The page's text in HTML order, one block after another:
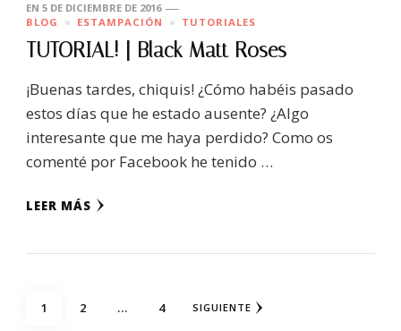
EN 5 DE DICIEMBRE DE 2016
BLOG
ESTAMPACIÓN TUTORIALES
TUTORIAL! | Black Matt Roses
¡Buenas tardes, chiquis! ¿Cómo habéis pasado
estos días que he estado ausente? ¿Algo
interesante que me haya perdido? Como os
comenté por Facebook he tenido …
LEER MÁS
Navegación
PÁGINA
1 PÁGINA
2 … PÁGINA
4 SIGUIENTE